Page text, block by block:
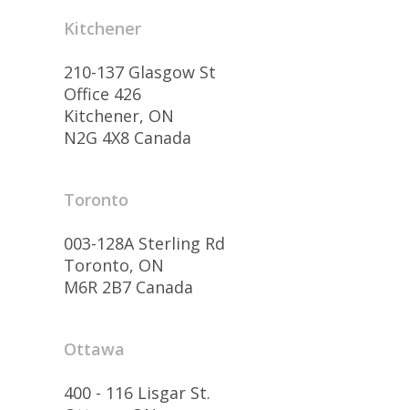
Kitchener
210-137 Glasgow St
Office 426
Kitchener, ON
N2G 4X8 Canada
Toronto
003-128A Sterling Rd
Toronto, ON
M6R 2B7 Canada
Ottawa
400 - 116 Lisgar St.